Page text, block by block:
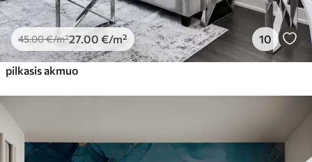
45.00€/m²27.00 €/m² 10
pilkasis akmuo